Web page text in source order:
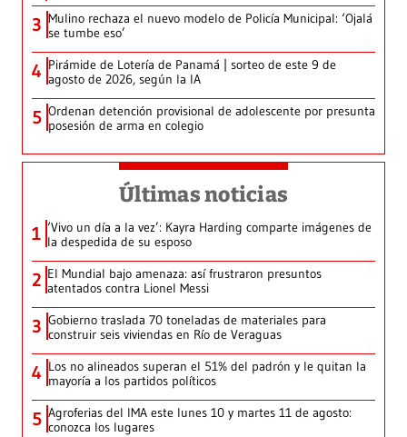
3 Mulino rechaza el nuevo modelo de Policía Municipal: ‘Ojalá
se tumbe eso’
4 Pirámide de Lotería de Panamá | sorteo de este 9 de
agosto de 2026, según la IA
5 Ordenan detención provisional de adolescente por presunta
posesión de arma en colegio
Últimas noticias
1 ‘Vivo un día a la vez’: Kayra Harding comparte imágenes de
la despedida de su esposo
2 El Mundial bajo amenaza: así frustraron presuntos
atentados contra Lionel Messi
3 Gobierno traslada 70 toneladas de materiales para
construir seis viviendas en Río de Veraguas
4 Los no alineados superan el 51% del padrón y le quitan la
mayoría a los partidos políticos
5 Agroferias del IMA este lunes 10 y martes 11 de agosto:
conozca los lugares